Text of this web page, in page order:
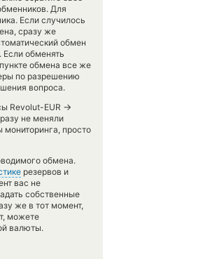
Для
Если случилось
сразу же
обмен
обменять
обмена все же
по разрешению
вопроса.
Revolut-EUR →
не меняли
просто
обмена.
резервов и
вас не
собственные
же в тот момент,
можете
валюты.